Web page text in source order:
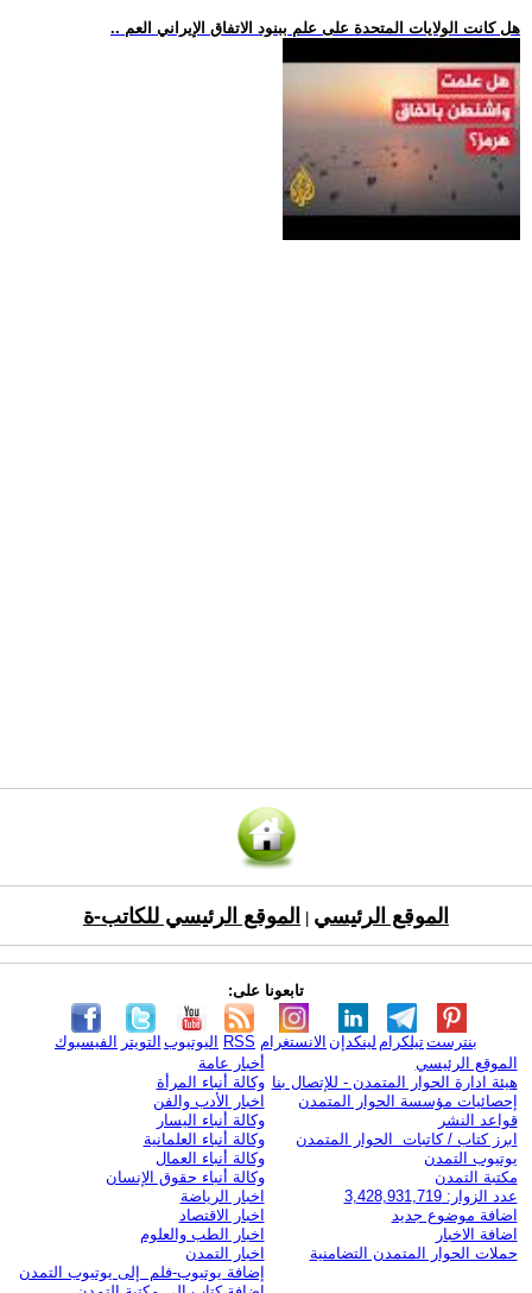
.. هل كانت الولايات المتحدة على علم ببنود الاتفاق الإيراني العم
الموقع الرئيسي الموقع الرئيسي للكاتب-ة
تابعونا على:
الفيسبوك التويتر اليوتيوب RSS الانستغرام لينكدإن تيلكرامبنترست
الموقع الرئيسي
هيئة ادارة الحوار المتمدن - للإتصال بنا
إحصائيات مؤسسة الحوار المتمدن
قواعد النشر
ابرز كتاب / كاتبات الحوار المتمدن
يوتيوب التمدن
مكتبة التمدن
عدد الزوار: 3,428,931,719
اضافة موضوع جديد
اضافة الاخبار
حملات الحوار المتمدن التضامنية
أخبار عامة
وكالة أنباء المرأة
اخبار الأدب والفن
وكالة أنباء اليسار
وكالة أنباء العلمانية
وكالة أنباء العمال
وكالة أنباء حقوق الإنسان
اخبار الرياضة
اخبار الاقتصاد
اخبار الطب والعلوم
اخبار التمدن
إضافة يوتيوب-فلم إلى يوتيوب التمدن